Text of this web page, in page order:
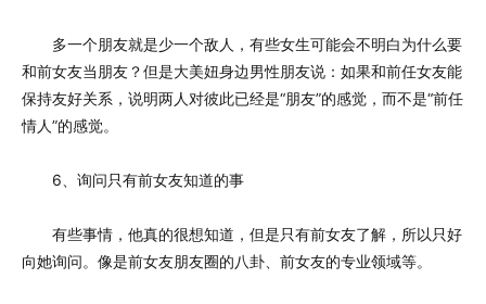
多一个朋友就是少一个敌人，有些女生可能会不明白为什么要
和前女友当朋友？但是大美妞身边男性朋友说：如果和前任女友能
保持友好关系，说明两人对彼此已经是“朋友”的感觉，而不是“前任
情人”的感觉。
6、询问只有前女友知道的事
有些事情，他真的很想知道，但是只有前女友了解，所以只好
向她询问。像是前女友朋友圈的八卦、前女友的专业领域等。